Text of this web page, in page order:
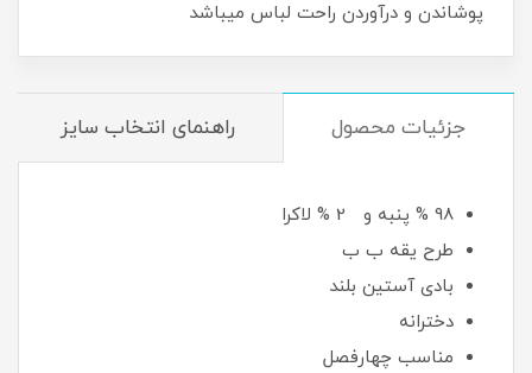
پوشاندن و درآوردن راحت لباس میباشد
جزئیات محصول راهنمای انتخاب سایز
98 % پنبه و 2 % لاکرا
طرح یقه ب ب
بادی آستین بلند
دخترانه
مناسب چهارفصل